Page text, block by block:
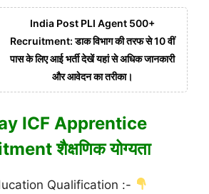
India Post PLI Agent 500+
Recruitment: डाक विभाग की तरफ से 10 वीं
पास के लिए आई भर्ती देखें यहां से अधिक जानकारी
और आवेदन का तरीका।
ICF Apprentice
शैक्षणिक योग्यता
Qualification :-